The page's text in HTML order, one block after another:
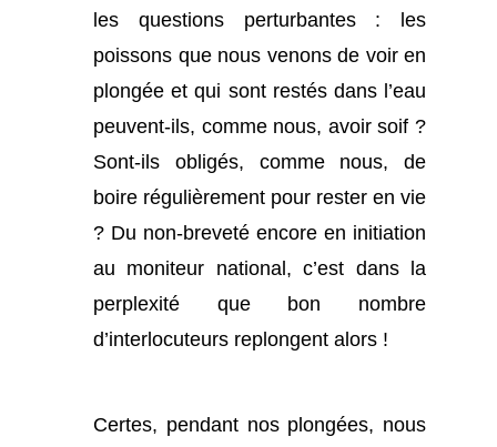
les questions perturbantes : les
poissons que nous venons de voir en
plongée et qui sont restés dans l’eau
peuvent-ils, comme nous, avoir soif ?
Sont-ils obligés, comme nous, de
boire régulièrement pour rester en vie
? Du non-breveté encore en initiation
au moniteur national, c’est dans la
perplexité que bon nombre
d’interlocuteurs replongent alors !
Certes, pendant nos plongées, nous